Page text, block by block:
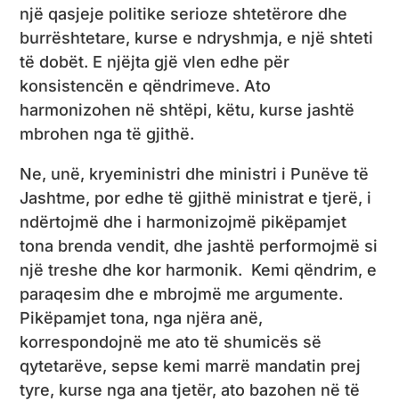
një qasjeje politike serioze shtetërore dhe
burrështetare, kurse e ndryshmja, e një shteti
të dobët. E njëjta gjë vlen edhe për
konsistencën e qëndrimeve. Ato
harmonizohen në shtëpi, këtu, kurse jashtë
mbrohen nga të gjithë.
Ne, unë, kryeministri dhe ministri i Punëve të
Jashtme, por edhe të gjithë ministrat e tjerë, i
ndërtojmë dhe i harmonizojmë pikëpamjet
tona brenda vendit, dhe jashtë performojmë si
një treshe dhe kor harmonik. Kemi qëndrim, e
paraqesim dhe e mbrojmë me argumente.
Pikëpamjet tona, nga njëra anë,
korrespondojnë me ato të shumicës së
qytetarëve, sepse kemi marrë mandatin prej
tyre, kurse nga ana tjetër, ato bazohen në të